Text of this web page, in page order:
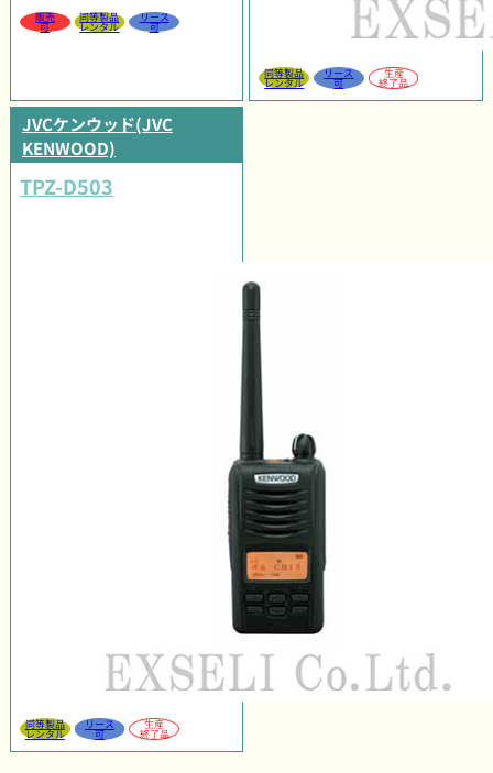
販売
可
同等製品
レンタル
リース
可
同等製品
レンタル
リース
可
生産
終了品
JVCケンウッド(JVC
KENWOOD)
TPZ-D503
同等製品
レンタル
リース
可
生産
終了品